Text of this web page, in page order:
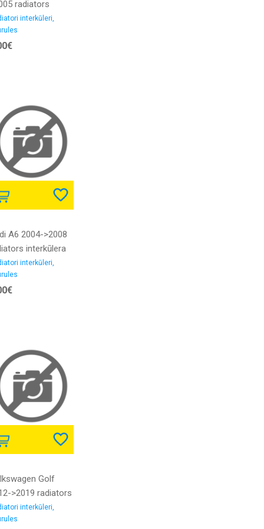
radiators
caurule
iekšējais
62/51MM
interkūleri,
A6 2004->2008
interkūlera
2.7D/3.0D
diametrs
gumija
interkūleri,
Golf
>2019 radiators
caurule
2.0D iekšējais
interkūleri,